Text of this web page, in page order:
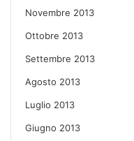
Novembre 2013
Ottobre 2013
Settembre 2013
Agosto 2013
Luglio 2013
Giugno 2013